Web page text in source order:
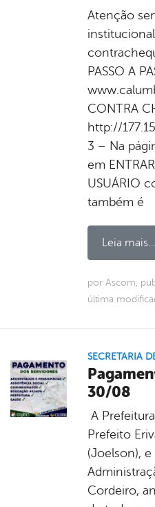
Atenção
PASSO A
CONTRA
http://
3 – Na
em
USUÁRIO
também é
Leia mais...
por Ascom,
última
SECRETARIA
30/08
A
Prefeito
(Joelson), e
Cordeiro,